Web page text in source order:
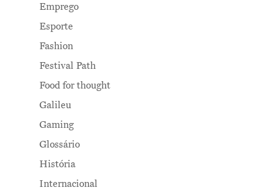
Emprego
Esporte
Fashion
Festival Path
Food for thought
Galileu
Gaming
Glossário
História
Internacional